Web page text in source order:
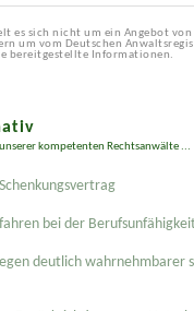
es sich nicht um ein Angebot
um vom Deutschen
bereitgestellte Informationen.
kompetenten Rechtsanwälte ...
bei der
deutlich wahrnehmbarer